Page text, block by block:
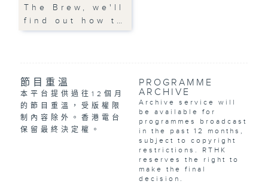
The Brew, we'll
find out how t…
節目重溫
本平台提供過往12個月
的節目重溫，受版權限
制內容除外。香港電台
保留最終決定權。
PROGRAMME
ARCHIVE
Archive service will
be available for
programmes broadcast
in the past 12 months,
subject to copyright
restrictions. RTHK
reserves the right to
make the final
decision.